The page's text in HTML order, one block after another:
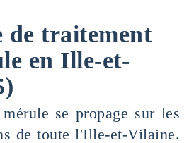
de traitement
en Ille-et-
se propage sur les
de toute l'Ille-et-Vilaine.